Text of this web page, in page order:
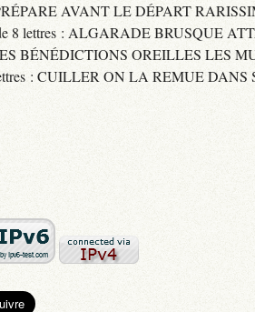
AVANT LE DÉPART
8 lettres : ALGARADE BRUSQUE
BÉNÉDICTIONS OREILLES LES
: CUILLER ON LA REMUE DANS